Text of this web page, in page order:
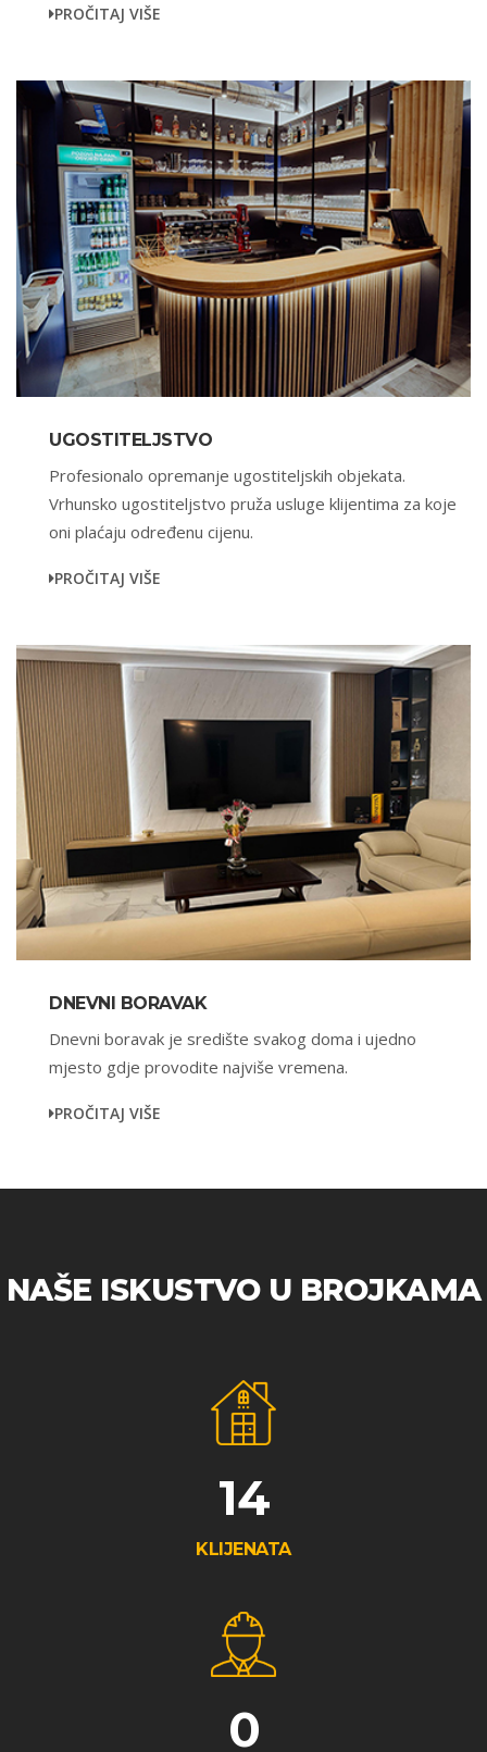
PROČITAJ VIŠE
UGOSTITELJSTVO
Profesionalo opremanje ugostiteljskih objekata.
Vrhunsko ugostiteljstvo pruža usluge klijentima za koje
oni plaćaju određenu cijenu.
PROČITAJ VIŠE
DNEVNI BORAVAK
Dnevni boravak je središte svakog doma i ujedno
mjesto gdje provodite najviše vremena.
PROČITAJ VIŠE
NAŠE ISKUSTVO U BROJKAMA
38
KLIJENATA
1